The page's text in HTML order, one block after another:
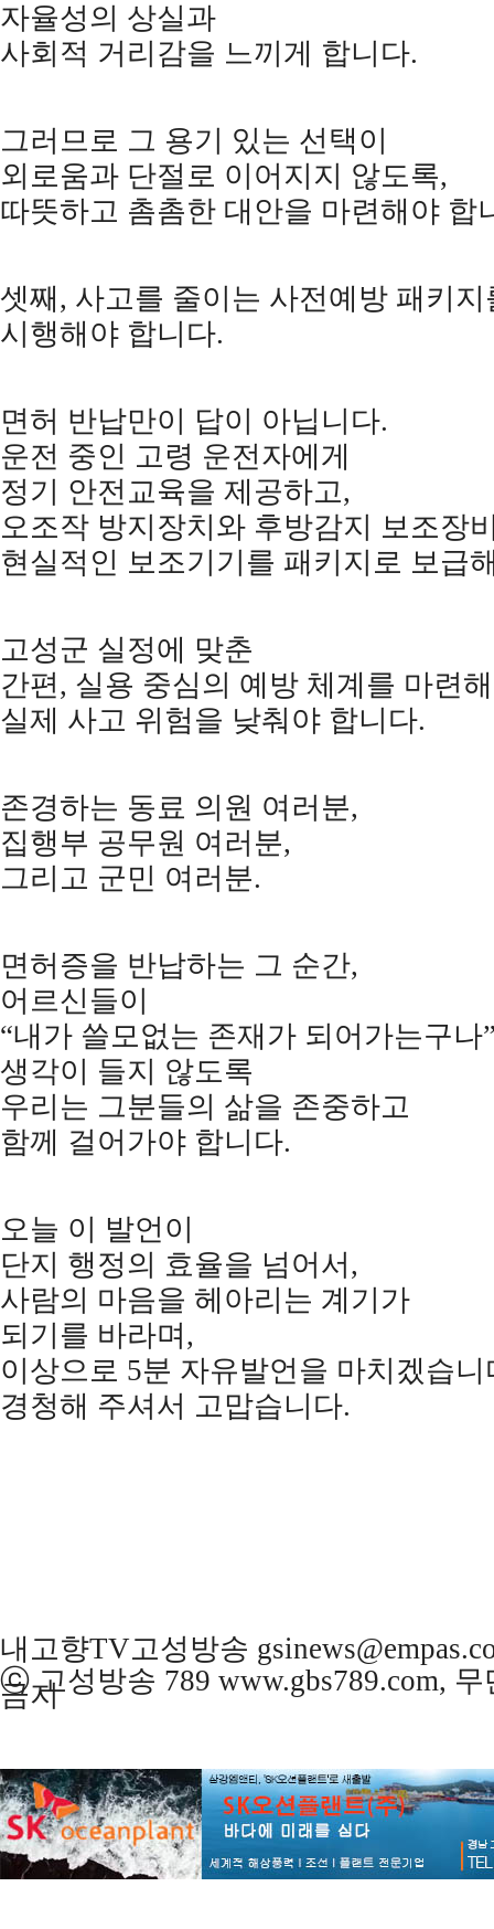
자율성의 상실과
사회적 거리감을 느끼게 합니다.
그러므로 그 용기 있는 선택이
외로움과 단절로 이어지지 않도록,
따뜻하고 촘촘한 대안을 마련해야 합
셋째 , 사고를 줄이는 사전예방 패키지
시행해야 합니다.
면허 반납만이 답이 아닙니다.
운전 중인 고령 운전자에게
정기 안전교육을 제공하고,
오조작 방지장치와 후방감지 보조장
현실적인 보조기기를 패키지로 보급
고성군 실정에 맞춘
간편, 실용 중심의 예방 체계를 마련해
실제 사고 위험을 낮춰야 합니다.
존경하는 동료 의원 여러분,
집행부 공무원 여러분,
그리고 군민 여러분.
면허증을 반납하는 그 순간,
어르신들이
“내가 쓸모없는 존재가 되어가는구나
생각이 들지 않도록
우리는 그분들의 삶을 존중하고
함께 걸어가야 합니다.
오늘 이 발언이
단지 행정의 효율을 넘어서 ,
사람의 마음을 헤아리는 계기가
되기를 바라며 ,
이상으로 5분 자유발언을 마치겠습니
경청해 주셔서 고맙습니다.
내고향TV고성방송
ⓒ 고성방송 789 www.gbs789.com,
금지